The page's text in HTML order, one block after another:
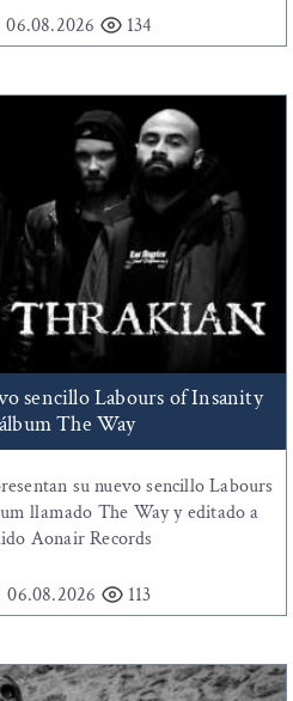
06.08.2026 134
sencillo Labours of Insanity
The Way
su nuevo sencillo Labours
llamado The Way y editado a
Aonair Records
06.08.2026 113